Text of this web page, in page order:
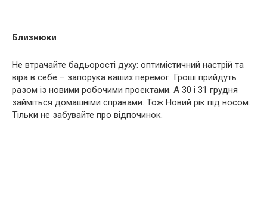
Близнюки
Не втрачайте бадьорості духу: оптимістичний настрій та
віра в себе – запорука ваших перемог. Гроші прийдуть
разом із новими робочими проектами. А 30 і 31 грудня
займіться домашніми справами. Тож Новий рік під носом.
Тільки не забувайте про відпочинок.